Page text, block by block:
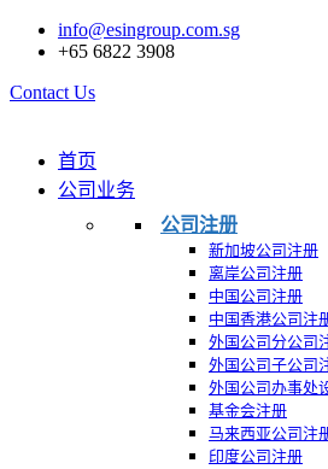
info@esingroup.com.sg
+65 6822 3908
Contact Us
首页
公司业务
公司注册
新加坡公司注册
离岸公司注册
中国公司注册
中国香港公司注
外国公司分公司
外国公司子公司
外国公司办事处
基金会注册
马来西亚公司注
印度公司注册